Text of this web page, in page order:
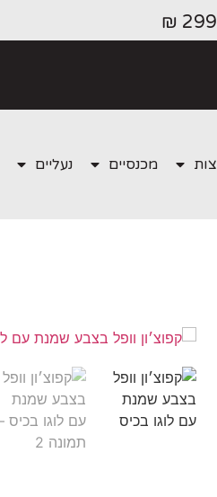
מכנסיים נעליים